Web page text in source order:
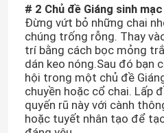
# 2 Chủ đề Giáng sinh
Đừng vứt bỏ những chai
chúng trống rỗng. Thay
trí bằng cách bọc mỏng
dán keo nóng.Sau đó bạn
hội trong một chủ đề
chuyền hoặc cổ chai. Lấp
quyến rũ này với cành
hoặc tuyết nhân tạo để